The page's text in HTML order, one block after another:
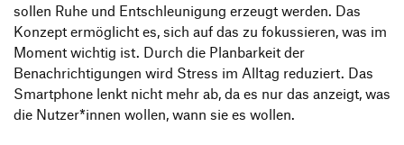
sollen Ruhe und Entschleunigung erzeugt werden. Das
Konzept ermöglicht es, sich auf das zu fokussieren, was im
Moment wichtig ist. Durch die Planbarkeit der
Benachrichtigungen wird Stress im Alltag reduziert. Das
Smartphone lenkt nicht mehr ab, da es nur das anzeigt, was
die Nutzer*innen wollen, wann sie es wollen.